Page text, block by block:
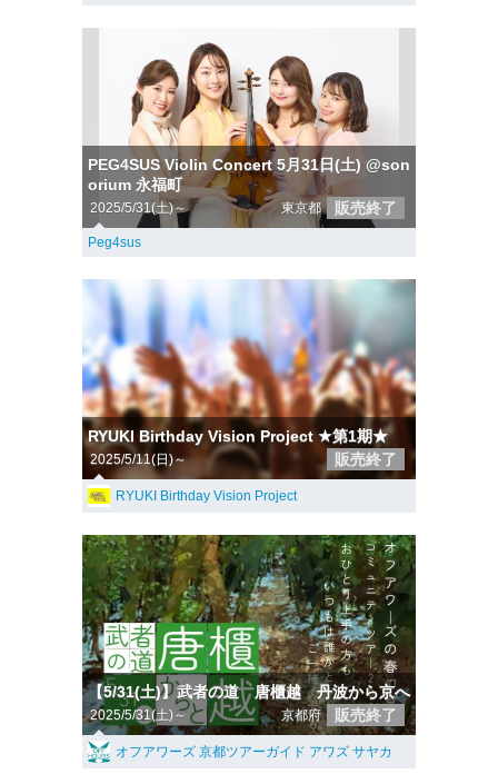
PEG4SUS Violin Concert 5月31日(土) @son
orium 永福町
2025/5/31(土)～ 東京都 販売終了
Peg4sus
RYUKI Birthday Vision Project ★第1期★
2025/5/11(日)～ 販売終了
RYUKI Birthday Vision Project
【5/31(土)】武者の道 唐櫃越 丹波から京へ
2025/5/31(土)～ 京都府 販売終了
オフアワーズ 京都ツアーガイド アワズ サヤカ